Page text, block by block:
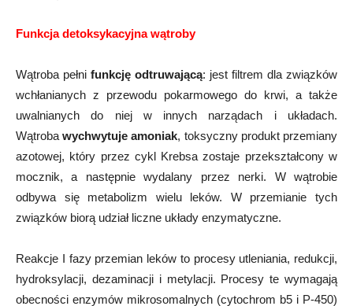
Funkcja detoksykacyjna wątroby
Wątroba pełni funkcję odtruwającą: jest filtrem dla związków
wchłanianych z przewodu pokarmowego do krwi, a także
uwalnianych do niej w innych narządach i układach.
Wątrobawychwytuje amoniak, toksyczny produkt przemiany
azotowej, który przez cykl Krebsa zostaje przekształcony w
mocznik, a następnie wydalany przez nerki. W wątrobie
odbywa się metabolizm wielu leków. W przemianie tych
związków biorą udział liczne układy enzymatyczne.
Reakcje I fazy przemian leków to procesy utleniania, redukcji,
hydroksylacji, dezaminacji i metylacji. Procesy te wymagają
obecności enzymów mikrosomalnych (cytochrom b5 i P-450)